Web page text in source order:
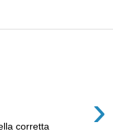
›
corretta